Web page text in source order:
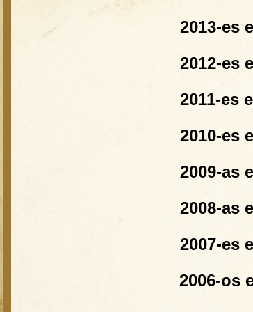
2013-es
2012-es
2011-es
2010-es
2009-as
2008-as
2007-es
2006-os